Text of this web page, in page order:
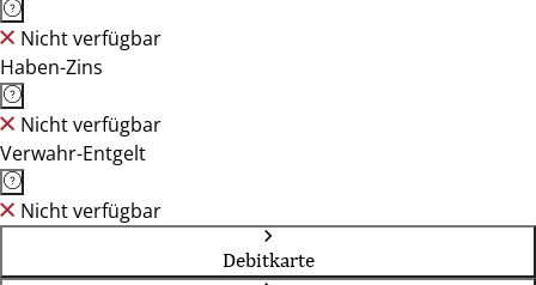
Nicht verfügbar
Haben-Zins
Nicht verfügbar
Verwahr-Entgelt
Nicht verfügbar
Debitkarte